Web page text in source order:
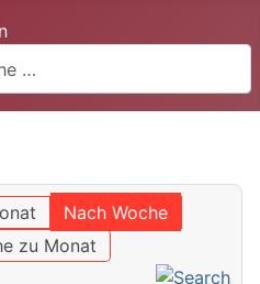
Nach Woche
zu Monat